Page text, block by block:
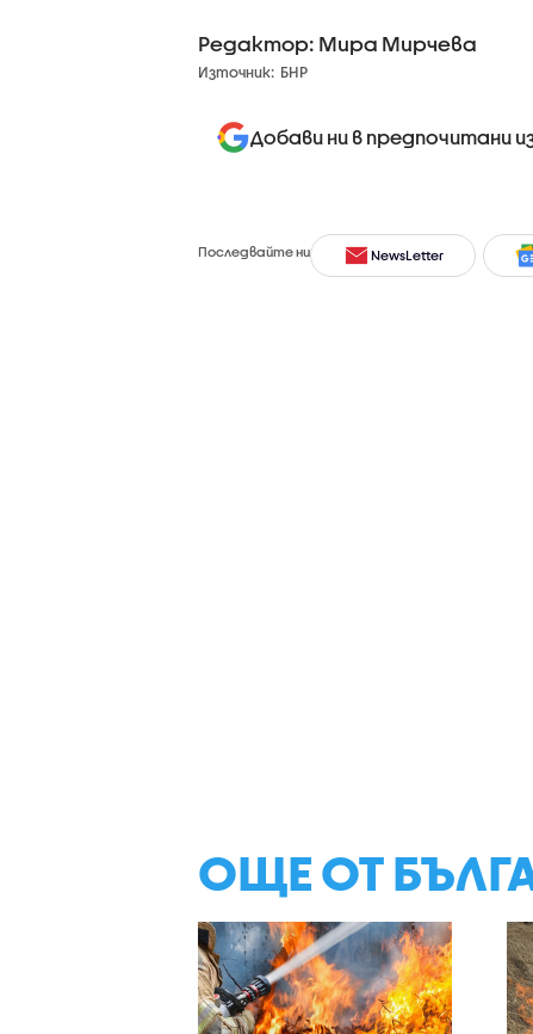
Редактор: Мира Мирчева
Източник: БНР
Добави ни в предпочитани
Последвайте ни NewsLetter
ОЩЕ ОТ